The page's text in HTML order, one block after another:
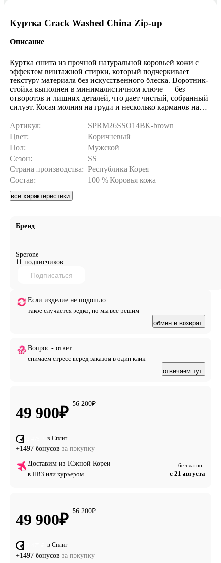
Куртка Crack Washed China Zip-up
Описание
Куртка сшита из прочной натуральной коровьей кожи с
эффектом винтажной стирки, который подчеркивает
текстуру материала без искусственного блеска. Воротник-
стойка выполнен в минималистичном ключе — без
отворотов и лишних деталей, что дает чистый, собранный
силуэт. Косая молния на груди и несколько карманов на
сдержанном, не перегруженном варианте. Изделие
укомплектовано фурнитурой YKK, а посадка и баланс
тщательно проработаны на собственном производстве для
максимального комфорта при носке. На фотографиях
представлен первый размер, ориентируйтесь на него для
оценки силуэта, а точные параметры обязательно сверьте с
таблицей замеров ниже.
Артикул:
SPRM26SSO14BK-brown
Цвет:
Коричневый
Пол:
Мужской
Сезон:
SS
Страна производства: Республика Корея
Состав:
100 % Коровья кожа
все характеристики
Бренд
Sperone
11 подписчиков
Подписаться
Если изделие не подошло
такое случается редко, но мы все решим
обмен и возврат
Вопрос - ответ
снимаем стресс перед заказом в один клик
отвечаем тут
49 900₽
56 200₽
от 12 475 ₽ в Сплит
+1497 бонусов за покупку
Доставим из Южной Кореи
в ПВЗ или курьером
бесплатно
с 21 августа
49 900₽
56 200₽
от 12 475 ₽ в Сплит
+1497 бонусов за покупку